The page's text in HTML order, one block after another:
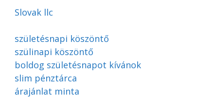
Slovak llc
születésnapi köszöntő
szülinapi köszöntő
boldog születésnapot kívánok
slim pénztárca
árajánlat minta